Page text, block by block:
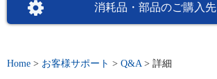
消耗品・部品のご購入先
Home > お客様サポート > Q&A > 詳細